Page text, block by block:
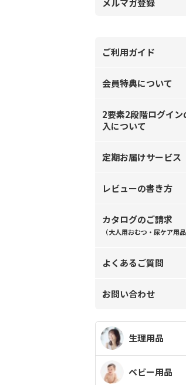
メルマガ登録
ご利用ガイド
会員特典について
2要素2段階ログイン
入について
定期お届けサービス
レビューの書き方
カタログのご請求
（大人用おむつ・尿ケア用品
よくあるご質問
お問い合わせ
生理用品
ベビー用品